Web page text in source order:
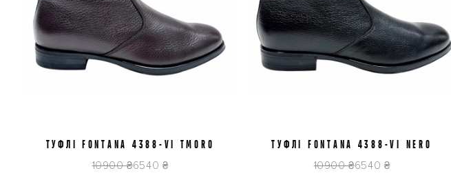
40 43 44
ТУФЛІ FONTANA 4388-VI TMORO
10900 ₴6540 ₴
41 434445
ТУФЛІ FONTANA 4388-VI NERO
10900 ₴6540 ₴